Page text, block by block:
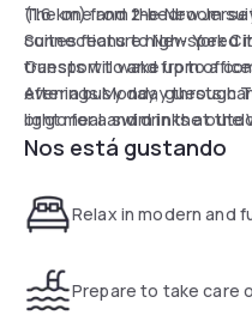
(1.6 km) from the New
connections to New York
transport to and from
After a busy day, guests
or go for a swim in the
The one and 2-bedroom
Suites feature high-speed
Guests will wake up to a
evenings Monday through
light meal and drinks at the
Nos está gustando
Relax in modern and
Prepare to take care